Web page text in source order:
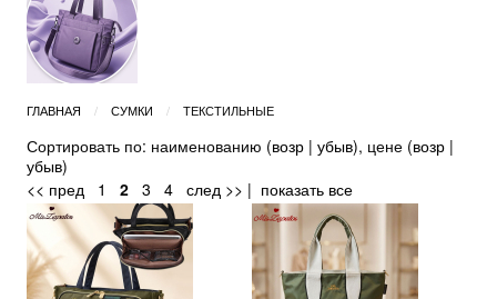
ГЛАВНАЯ СУМКИ ТЕКСТИЛЬНЫЕ
Сортировать по: наименованию (возр | убыв), цене (возр |
убыв)
<< пред
1 2 3 4 след >> | показать все